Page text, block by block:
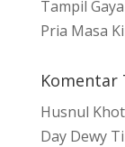
Tampil
Pria Masa
Komentar
Husnul
Day Dewy